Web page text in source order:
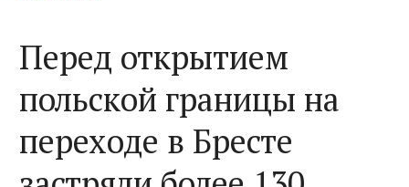
Перед открытием
польской границы на
переходе в Бресте